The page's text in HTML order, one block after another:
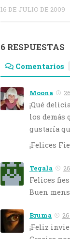
16 DE JULIO DE 2009
6 RESPUESTAS
Comentarios
Moona
¡Qué
los demás
gustaría
¡Felices
Tegala
Felices
Buen
Bruma
¡Feliz